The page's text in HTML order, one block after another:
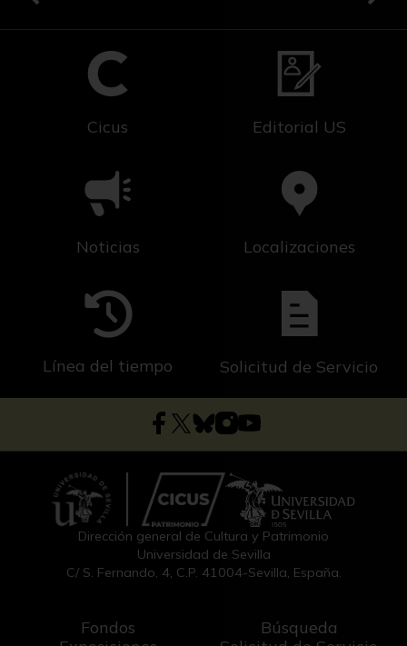
Cicus Editorial US
Noticias Localizaciones
Línea del tiempo Solicitud de Servicio
Dirección general de Cultura y Patrimonio
Universidad de Sevilla
C/ S. Fernando, 4, C.P. 41004-Sevilla, España.
Fondos
Búsqueda